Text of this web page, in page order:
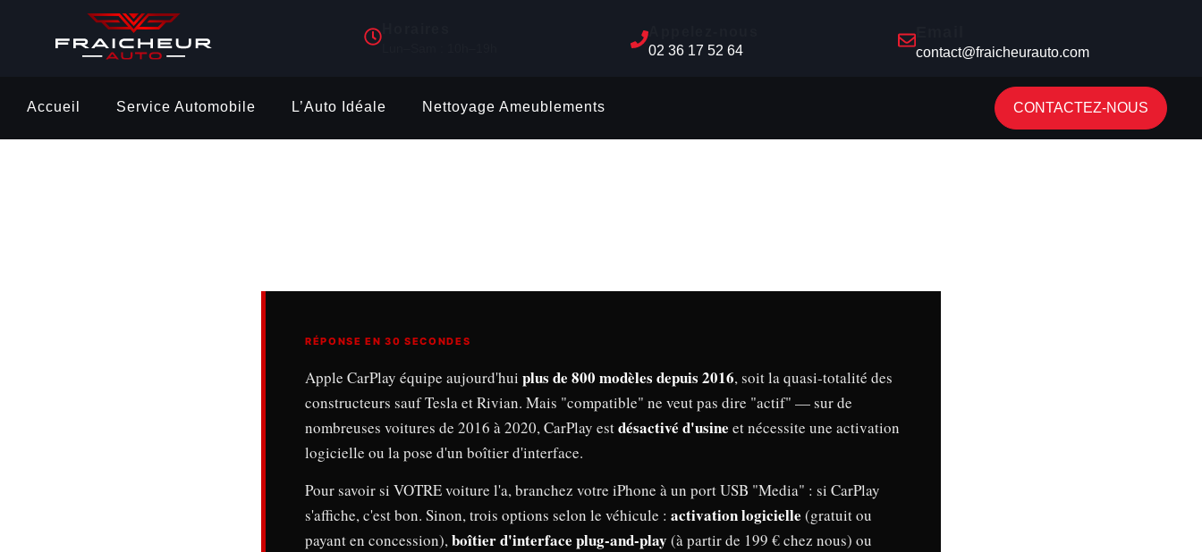
02 36 17 52 64
Email
contact@fraicheurauto.com
Accueil Service Automobile L’Auto Idéale Nettoyage Ameublements CONTACTEZ-NOUS
RÉPONSE EN 30 SECONDES
Apple CarPlay équipe aujourd'hui plus de 800 modèles depuis 2016, soit la quasi-totalité des
constructeurs sauf Tesla et Rivian. Mais "compatible" ne veut pas dire "actif" — sur de
nombreuses voitures de 2016 à 2020, CarPlay estdésactivé d'usine et nécessite une activation
logicielle ou la pose d'un boîtier d'interface.
Pour savoir si VOTRE voiture l'a, branchez votre iPhone à un port USB "Media" : si CarPlay
s'affiche, c'est bon. Sinon, trois options selon le véhicule : activation logicielle (gratuit ou
payant en concession),boîtier d'interface plug-and-play (à partir de 199 € chez nous) ou